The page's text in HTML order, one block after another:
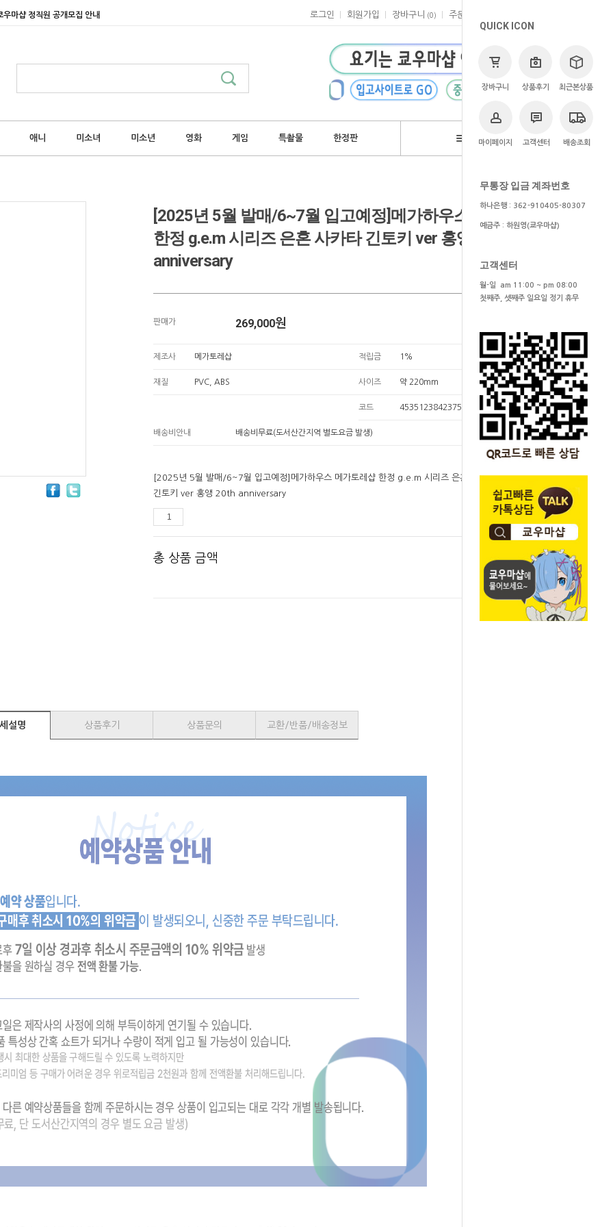
우마샵 정직원 공개모집 안내 로그인 회원가입 장바구니 (0 ) 주문
애니 미소녀 미소년 영화 게임 특촬물 한정판 브랜드
QUICK ICON
장바구니 상품후기 최근본상품
마이페이지 고객센터 배송조회
무통장 입금 계좌번호
하나은행 : 362-910405-80307
예금주 : 하원영(쿄우마샵)
고객센터
월-일 am 11:00 ~ pm 08:00
첫째주, 셋째주 일요일 정기 휴무
> 쿄우마 > 예약상품
[2025년 5월 발매/6~7월 입고예정]메가하우스 메가토레샵
한정 g.e.m 시리즈 은혼 사카타 긴토키 ver 홍앵 20th
anniversary
판매가 269,000원
제조사 메가토레샵 적립금 1%
재질 PVC, ABS 사이즈 약 220mm
코드 4535123842375
배송비안내 배송비무료(도서산간지역 별도요금 발생)
[2025년 5월 발매/6~7월 입고예정]메가하우스 메가토레샵 한정 g.e.m 시리즈 은혼 사카타
긴토키 ver 홍앵 20th anniversary
269,000원
총 상품 금액 269,000 원
설명 상품후기 상품문의 교환/반품/배송정보